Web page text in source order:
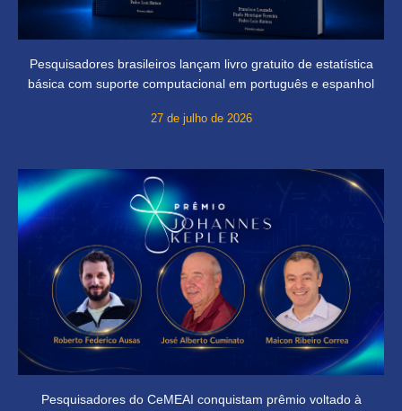
Pesquisadores brasileiros lançam livro gratuito de estatística
básica com suporte computacional em português e espanhol
27 de julho de 2026
Pesquisadores do CeMEAI conquistam prêmio voltado à